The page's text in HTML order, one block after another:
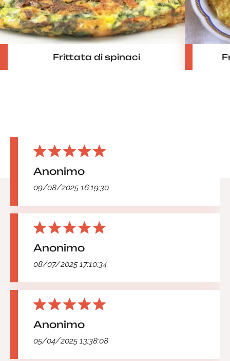
Frittata di spinaci
Anonimo
09/08/2025 16:19:30
Anonimo
08/07/2025 17:10:34
Anonimo
05/04/2025 13:38:08